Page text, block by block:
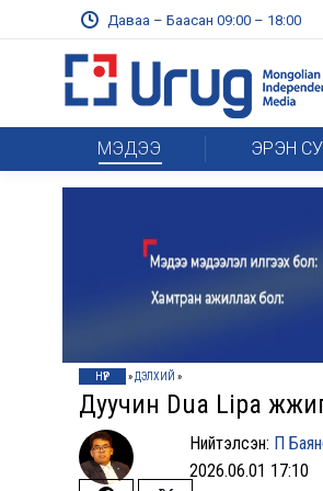
Даваа – Баасан 09:00 – 18:00
МЭДЭЭ ЭРЭН
НҮҮР »ДЭЛХИЙ »
Дуучин Dua Lipa
Нийтэлсэн: П
2026.06.01 17:10